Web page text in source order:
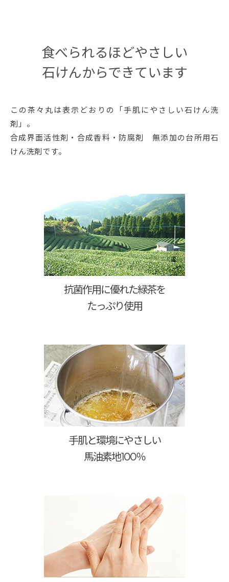
食べられるほどやさしい
石けんからできています
この茶々丸は表示どおりの「手肌にやさしい石けん洗
剤」。
合成界面活性剤・合成香料・防腐剤 無添加の台所用石
けん洗剤です。
抗菌作用に優れた緑茶を
たっぷり使用
手肌と環境にやさしい
馬油素地100％